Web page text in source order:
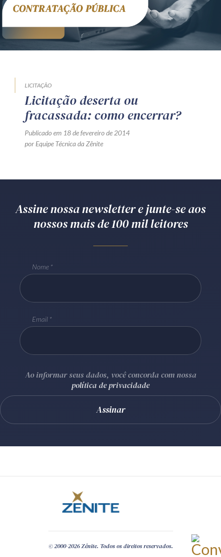
LICITAÇÃO
Licitação deserta ou
fracassada: como encerrar?
Publicado em 18 de fevereiro de 2014
por Equipe Técnica da Zênite
Assine nossa newsletter e junte-se aos
nossos mais de 100 mil leitores
Nome
Email
Ao informar seus dados, você concorda com nossa
política de privacidade
© 2000-2026 Zênite. Todos os direitos reservados.